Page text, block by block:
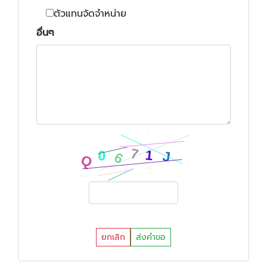
ตัวแทนจัดจำหน่าย
อื่นๆ
ยกเลิก ส่งคำขอ